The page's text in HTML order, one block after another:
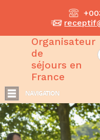
Organisateur
de
séjours en
France
NAVIGATION